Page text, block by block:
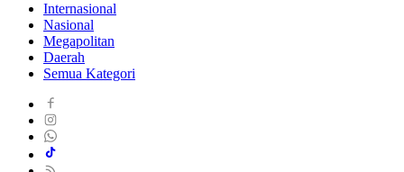
Internasional
Nasional
Megapolitan
Daerah
Semua Kategori